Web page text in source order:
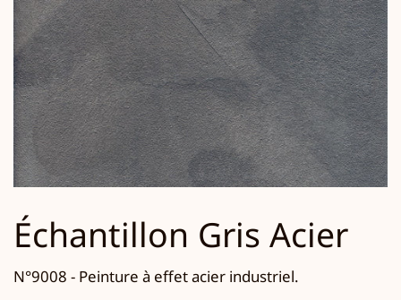
Échantillon Gris Acier
N°9008 - Peinture à effet acier industriel.